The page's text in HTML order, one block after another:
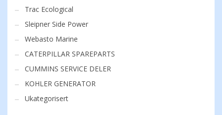
Trac Ecological
Sleipner Side Power
Webasto Marine
CATERPILLAR SPAREPARTS
CUMMINS SERVICE DELER
KOHLER GENERATOR
Ukategorisert